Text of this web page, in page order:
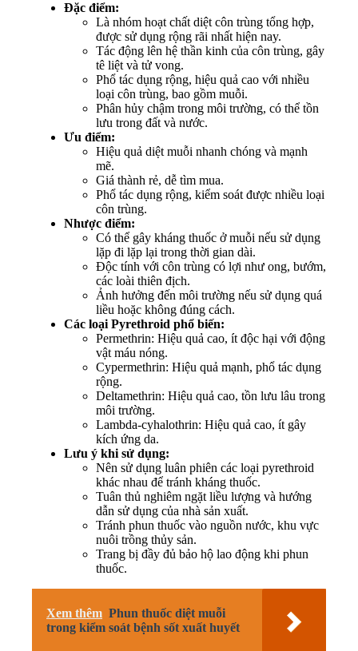
Đặc điểm:
Là nhóm hoạt chất diệt côn trùng tổng hợp,
được sử dụng rộng rãi nhất hiện nay.
Tác động lên hệ thần kinh của côn trùng, gây
tê liệt và tử vong.
Phổ tác dụng rộng, hiệu quả cao với nhiều
loại côn trùng, bao gồm muỗi.
Phân hủy chậm trong môi trường, có thể tồn
lưu trong đất và nước.
Ưu điểm:
Hiệu quả diệt muỗi nhanh chóng và mạnh
mẽ.
Giá thành rẻ, dễ tìm mua.
Phổ tác dụng rộng, kiểm soát được nhiều loại
côn trùng.
Nhược điểm:
Có thể gây kháng thuốc ở muỗi nếu sử dụng
lặp đi lặp lại trong thời gian dài.
Độc tính với côn trùng có lợi như ong, bướm,
các loài thiên địch.
Ảnh hưởng đến môi trường nếu sử dụng quá
liều hoặc không đúng cách.
Các loại Pyrethroid phổ biến:
Permethrin: Hiệu quả cao, ít độc hại với động
vật máu nóng.
Cypermethrin: Hiệu quả mạnh, phổ tác dụng
rộng.
Deltamethrin: Hiệu quả cao, tồn lưu lâu trong
môi trường.
Lambda-cyhalothrin: Hiệu quả cao, ít gây
kích ứng da.
Lưu ý khi sử dụng:
Nên sử dụng luân phiên các loại pyrethroid
khác nhau để tránh kháng thuốc.
Tuân thủ nghiêm ngặt liều lượng và hướng
dẫn sử dụng của nhà sản xuất.
Tránh phun thuốc vào nguồn nước, khu vực
nuôi trồng thủy sản.
Trang bị đầy đủ bảo hộ lao động khi phun
thuốc.
Xem thêm Phun thuốc diệt muỗi
trong kiểm soát bệnh sốt xuất huyết